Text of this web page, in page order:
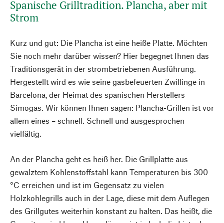
Spanische Grilltradition. Plancha, aber mit
Strom
Kurz und gut: Die Plancha ist eine heiße Platte. Möchten
Sie noch mehr darüber wissen? Hier begegnet Ihnen das
Traditionsgerät in der strombetriebenen Ausführung.
Hergestellt wird es wie seine gasbefeuerten Zwillinge in
Barcelona, der Heimat des spanischen Herstellers
Simogas. Wir können Ihnen sagen: Plancha-Grillen ist vor
allem eines – schnell. Schnell und ausgesprochen
vielfältig.
An der Plancha geht es heiß her. Die Grillplatte aus
gewalztem Kohlenstoffstahl kann Temperaturen bis 300
°C erreichen und ist im Gegensatz zu vielen
Holzkohlegrills auch in der Lage, diese mit dem Auflegen
des Grillgutes weiterhin konstant zu halten. Das heißt, die